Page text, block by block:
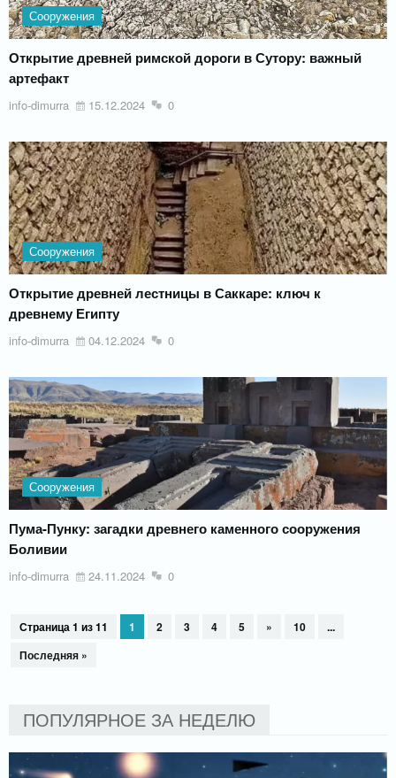
Сооружения
Открытие древней римской дороги в Сутору: важный
артефакт
info-dimurra 15.12.2024 0
Сооружения
Открытие древней лестницы в Саккаре: ключ к
древнему Египту
info-dimurra 04.12.2024 0
Сооружения
Пума-Пунку: загадки древнего каменного сооружения
Боливии
info-dimurra 24.11.2024 0
Страница 1 из 11 1 2 3 4 5 » 10
...
Последняя »
ПОПУЛЯРНОЕ ЗА НЕДЕЛЮ